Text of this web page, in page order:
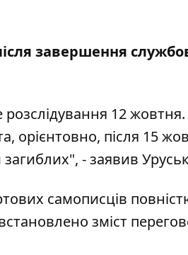
завершення
12 жовтня.
орієнтовно, після 15
- заявив
самописців
зміст